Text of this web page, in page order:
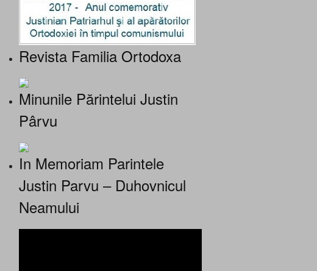
Revista Familia Ortodoxa
Minunile Părintelui Justin
Pârvu
In Memoriam Parintele
Justin Parvu – Duhovnicul
Neamului